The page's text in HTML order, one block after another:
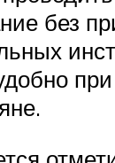
без
при